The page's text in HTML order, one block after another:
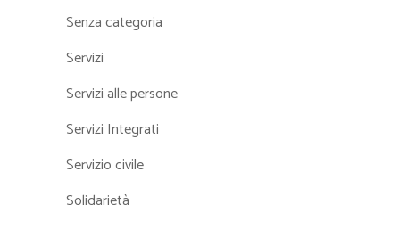
Senza categoria
Servizi
Servizi alle persone
Servizi Integrati
Servizio civile
Solidarietà